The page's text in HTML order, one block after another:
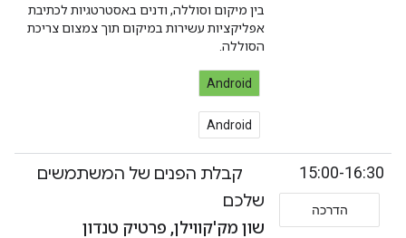
בין מיקום וסוללה, ודנים באסטרטגיות לכתיבת
אפליקציות עשירות במיקום תוך צמצום צריכת
הסוללה.
Android
Android
15:00-16:30
הדרכה
קבלת הפנים של המשתמשים
שלכם
שון מק'קווילן, פרטיק טנדון